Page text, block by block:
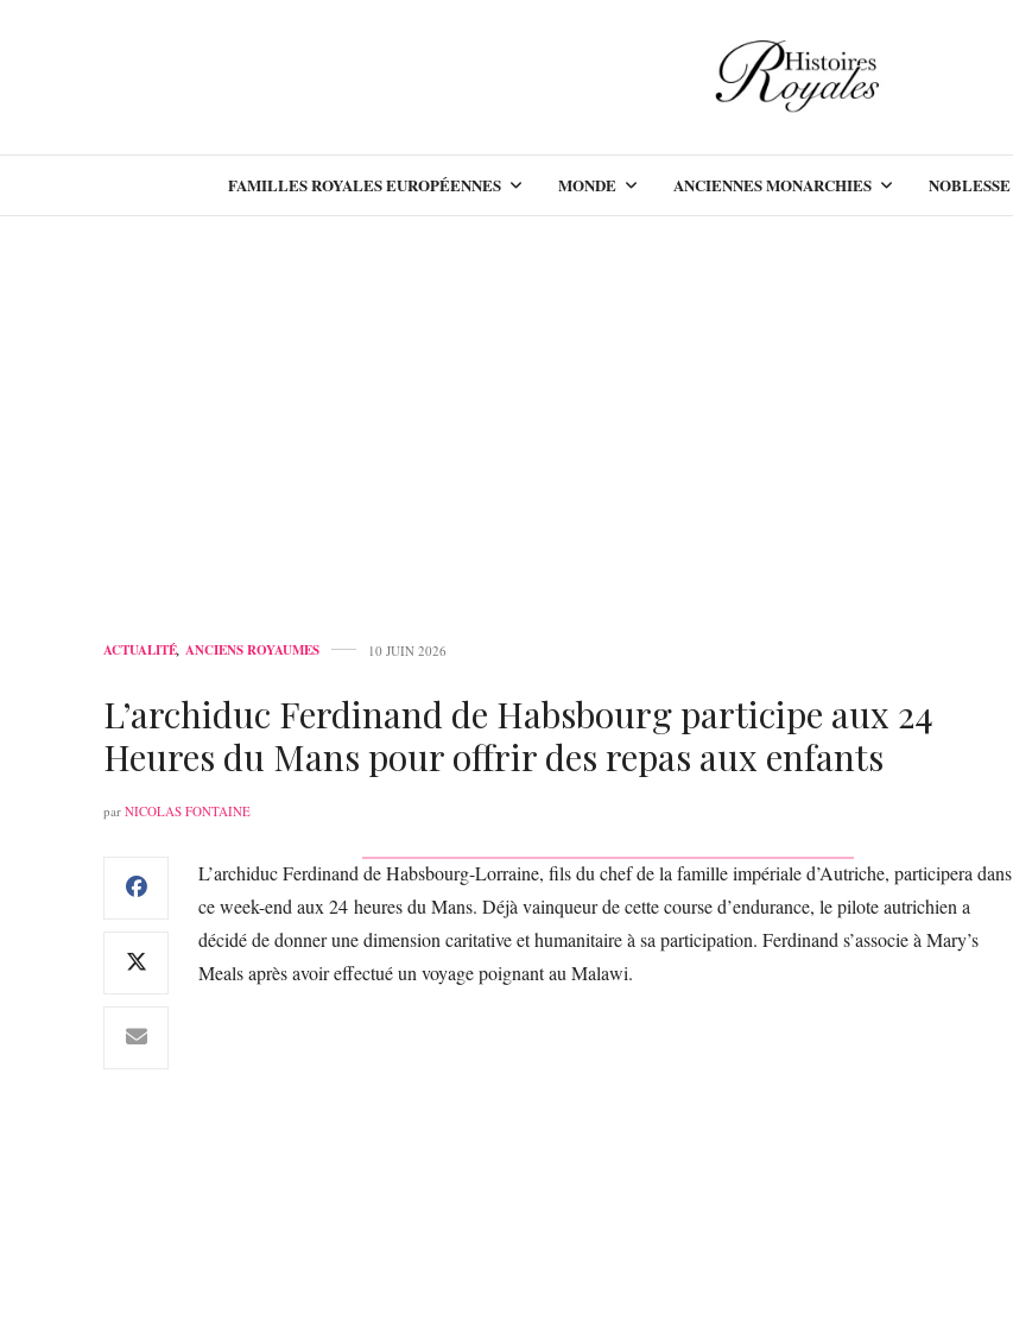
FAMILLES ROYALES EUROPÉENNES MONDE ANCIENNES MONARCHIES NOBLESSE
ACTUALITÉ, ANCIENS ROYAUMES 10 JUIN 2026
L’archiduc Ferdinand de Habsbourg participe aux 24
Heures du Mans pour offrir des repas aux enfants
par NICOLAS FONTAINE
L’archiduc Ferdinand de Habsbourg-Lorraine, fils du chef de la famille impériale d’Autriche, participera dans
ce week-end aux 24 heures du Mans. Déjà vainqueur de cette course d’endurance, le pilote autrichien a
décidé de donner une dimension caritative et humanitaire à sa participation. Ferdinand s’associe à Mary’s
Meals après avoir effectué un voyage poignant au Malawi.